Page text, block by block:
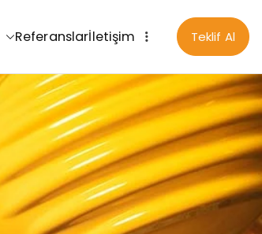
Referanslarİletişim Teklif Al